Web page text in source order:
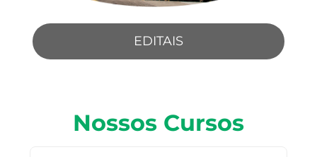
EDITAIS
Nossos Cursos